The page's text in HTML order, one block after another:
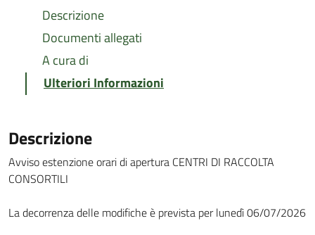
Descrizione
Documenti allegati
A cura di
Ulteriori Informazioni
Descrizione
Avviso estenzione orari di apertura CENTRI DI RACCOLTA
CONSORTILI
La decorrenza delle modifiche è prevista per lunedì 06/07/2026